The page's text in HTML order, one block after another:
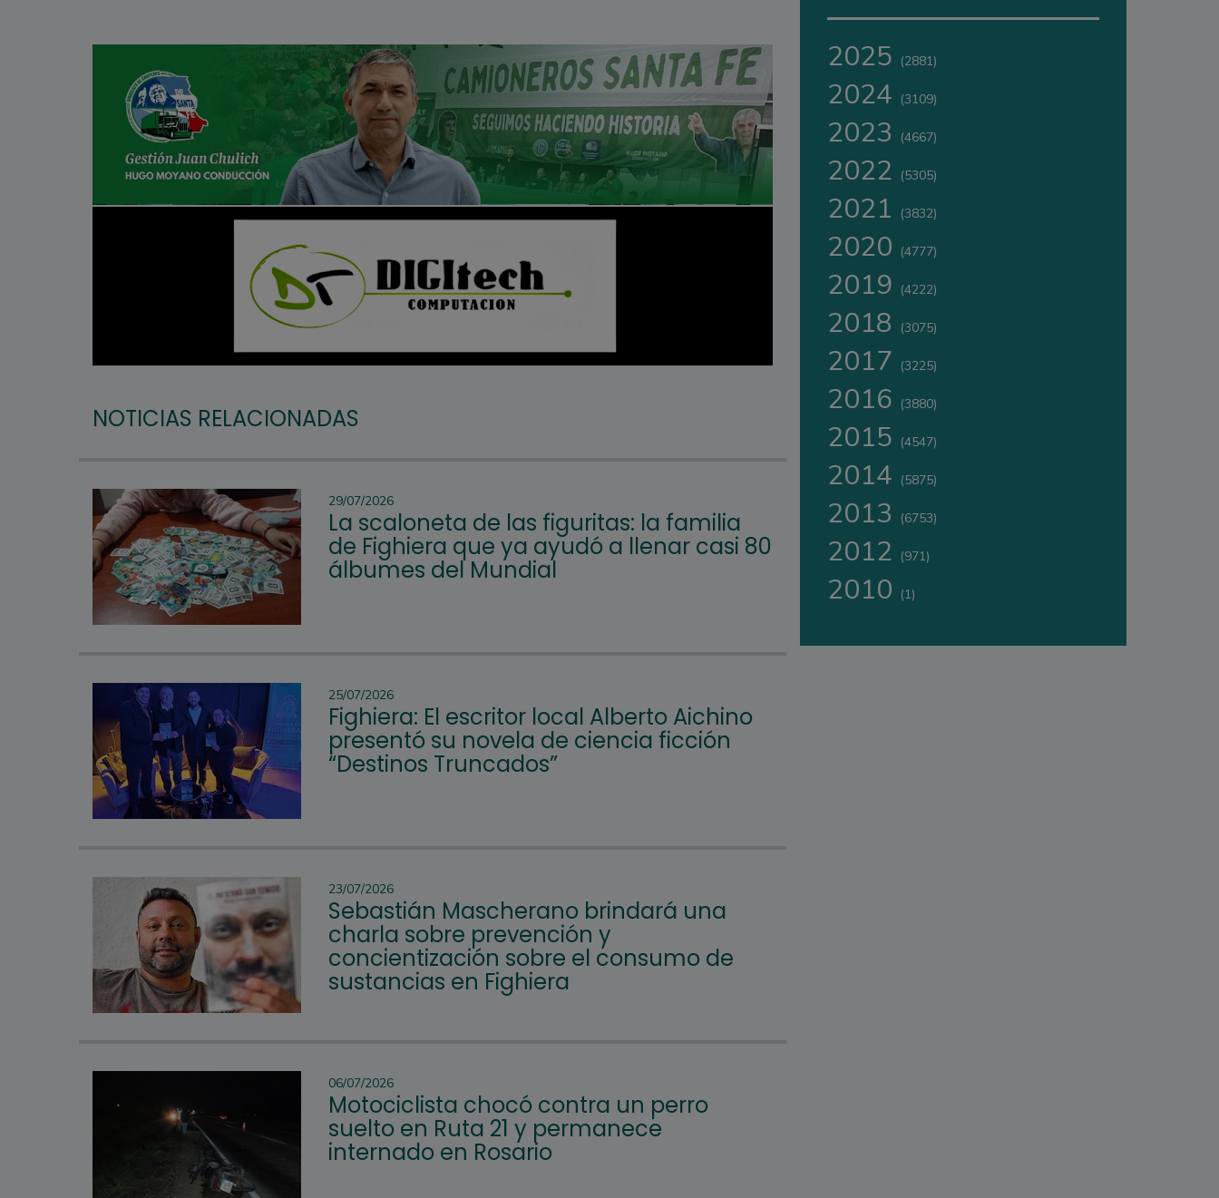
NOTICIAS RELACIONADAS
29/07/2026
La scaloneta de las figuritas: la familia
de Fighiera que ya ayudó a llenar casi 80
álbumes del Mundial
25/07/2026
Fighiera: El escritor local Alberto Aichino
presentó su novela de ciencia ficción
“Destinos Truncados”
23/07/2026
Sebastián Mascherano brindará una
charla sobre prevención y
concientización sobre el consumo de
sustancias en Fighiera
06/07/2026
Motociclista chocó contra un perro
suelto en Ruta 21 y permanece
internado en Rosario
2025 (2881)
2024 (3109)
2023 (4667)
2022 (5305)
2021 (3832)
2020 (4777)
2019 (4222)
2018 (3075)
2017 (3225)
2016 (3880)
2015 (4547)
2014 (5875)
2013 (6753)
2012 (971)
2010 (1)